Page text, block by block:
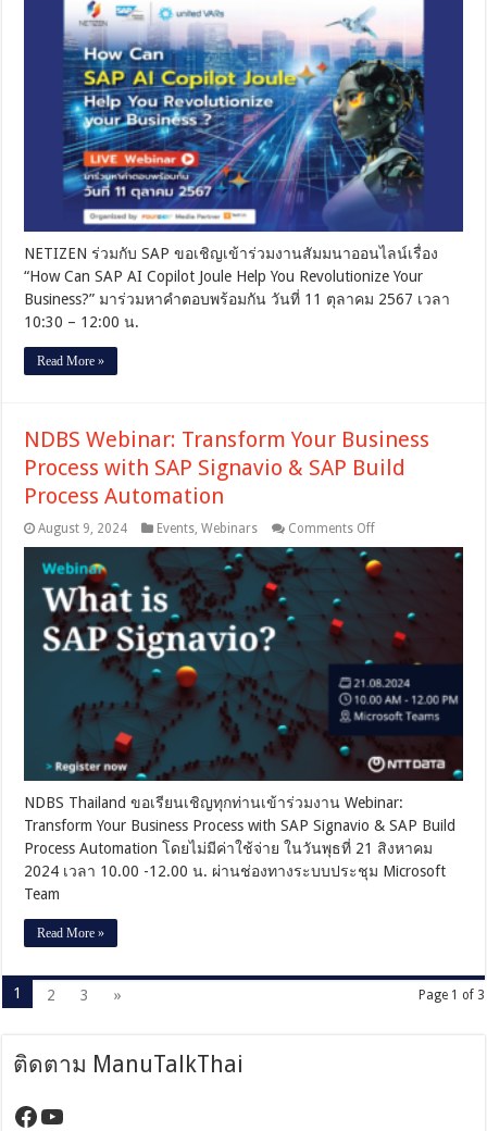
Webinar
EP.1]
How
Can
SAP
AI
Copilot
Joule
Help
You
Revolutionize
Your
Business?
NETIZEN ร่วมกับ SAP ขอเชิญเข้าร่วมงานสัมมนาออนไลน์เรื่อง
“How Can SAP AI Copilot Joule Help You Revolutionize Your
Business?” มาร่วมหาคำตอบพร้อมกัน วันที่ 11 ตุลาคม 2567 เวลา
10:30 – 12:00 น.
Read More »
NDBS Webinar: Transform Your Business
Process with SAP Signavio & SAP Build
Process Automation
August 9, 2024 Events,Webinars Comments Offon
Webinar:
Transform
Process
with
SAP
Signavio
&
SAP
Build
Process
Automation
NDBS Thailand ขอเรียนเชิญทุกท่านเข้าร่วมงาน Webinar:
Transform Your Business Process with SAP Signavio & SAP Build
Process Automation โดยไม่มีค่าใช้จ่าย ในวันพุธที่ 21 สิงหาคม
2024 เวลา 10.00 -12.00 น. ผ่านช่องทางระบบประชุม Microsoft
Team
Read More »
Page 1 of 3
1 2 3 »
ติดตาม ManuTalkThai
https://www.facebook.com/
YouTube